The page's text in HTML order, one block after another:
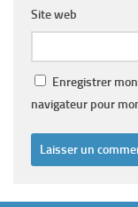
Site web
Enregistrer
navigateur pour